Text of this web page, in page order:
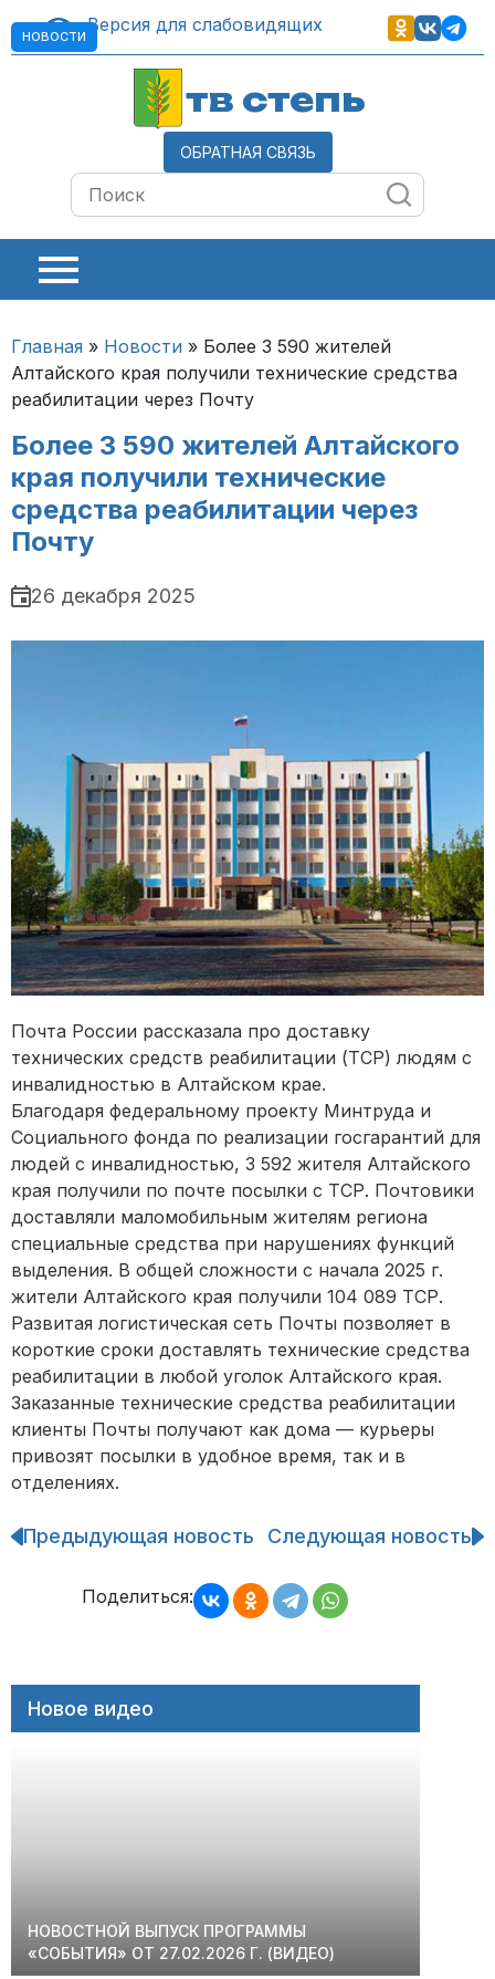
Версия для слабовидящих
тв степь
ОБРАТНАЯ СВЯЗЬ
Главная » Новости » Более 3 590 жителей
Алтайского края получили технические средства
реабилитации через Почту
Более 3 590 жителей Алтайского
края получили технические
средства реабилитации через
Почту
НОВОСТИ
26 декабря 2025
Почта России рассказала про доставку
технических средств реабилитации (ТСР) людям с
инвалидностью в Алтайском крае.
Благодаря федеральному проекту Минтруда и
Социального фонда по реализации госгарантий для
людей с инвалидностью, 3 592 жителя Алтайского
края получили по почте посылки с ТСР. Почтовики
доставляли маломобильным жителям региона
специальные средства при нарушениях функций
выделения. В общей сложности с начала 2025 г.
жители Алтайского края получили 104 089 ТСР.
Развитая логистическая сеть Почты позволяет в
короткие сроки доставлять технические средства
реабилитации в любой уголок Алтайского края.
Заказанные технические средства реабилитации
клиенты Почты получают как дома — курьеры
привозят посылки в удобное время, так и в
отделениях.
Навигация
записям
Предыдующая новость Следующая новость
Поделиться:
Новое видео
НОВОСТНОЙ ВЫПУСК ПРОГРАММЫ
«СОБЫТИЯ» ОТ 27.02.2026 Г. (ВИДЕО)